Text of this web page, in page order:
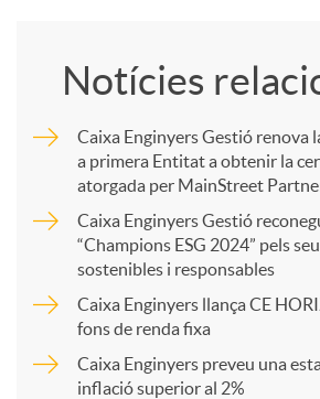
g
u
t
s
r
Notícies
Caixa Enginyers Gestió renova
a primera Entitat a obtenir la
atorgada per MainStreet
Caixa Enginyers Gestió
“Champions ESG 2024” pels
sostenibles i responsables
Caixa Enginyers llança CE
fons de renda fixa
Caixa Enginyers preveu una
inflació superior al 2%